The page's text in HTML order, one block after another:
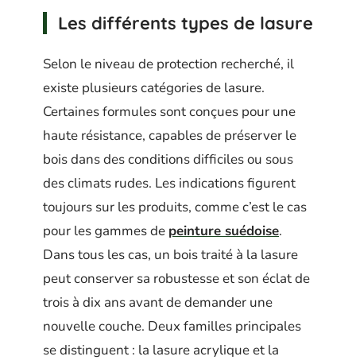
Les différents types de lasure
Selon le niveau de protection recherché, il
existe plusieurs catégories de lasure.
Certaines formules sont conçues pour une
haute résistance, capables de préserver le
bois dans des conditions difficiles ou sous
des climats rudes. Les indications figurent
toujours sur les produits, comme c’est le cas
pour les gammes de peinture suédoise.
Dans tous les cas, un bois traité à la lasure
peut conserver sa robustesse et son éclat de
trois à dix ans avant de demander une
nouvelle couche. Deux familles principales
se distinguent : la lasure acrylique et la